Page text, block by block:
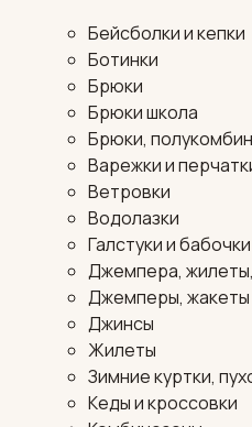
Бейсболки и кепки
Ботинки
Брюки
Брюки школа
Брюки,
Варежки и
Ветровки
Водолазки
Галстуки и бабочки
Джемпера,
Джемперы, жакеты
Джинсы
Жилеты
Зимние куртки,
Кеды и кроссовки